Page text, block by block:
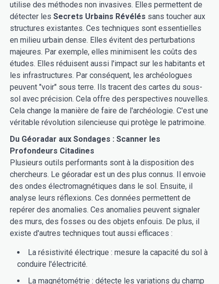
utilise des méthodes non invasives. Elles permettent de
détecter les Secrets Urbains Révélés sans toucher aux
structures existantes. Ces techniques sont essentielles
en milieu urbain dense. Elles évitent des perturbations
majeures. Par exemple, elles minimisent les coûts des
études. Elles réduisent aussi l'impact sur les habitants et
les infrastructures. Par conséquent, les archéologues
peuvent "voir" sous terre. Ils tracent des cartes du sous-
sol avec précision. Cela offre des perspectives nouvelles.
Cela change la manière de faire de l'archéologie. C'est une
véritable révolution silencieuse qui protège le patrimoine.
Du Géoradar aux Sondages : Scanner les
Profondeurs Citadines
Plusieurs outils performants sont à la disposition des
chercheurs. Le géoradar est un des plus connus. Il envoie
des ondes électromagnétiques dans le sol. Ensuite, il
analyse leurs réflexions. Ces données permettent de
repérer des anomalies. Ces anomalies peuvent signaler
des murs, des fosses ou des objets enfouis. De plus, il
existe d'autres techniques tout aussi efficaces :
La résistivité électrique : mesure la capacité du sol à
conduire l'électricité.
La magnétométrie : détecte les variations du champ